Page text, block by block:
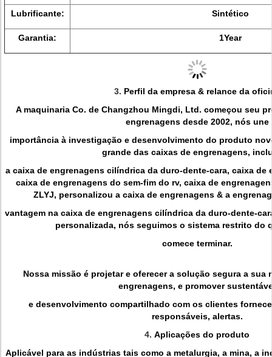
Lubrificante: Sintético
Garantia: 1Year
3. Perfil da empresa & relance da
A maquinaria Co. de Changzhou Mingdi, Ltd. começou seu
engrenagens desde 2002, nós une
importância à investigação e desenvolvimento do produto
grande das caixas de engrenagens,
a caixa de engrenagens cilíndrica da duro-dente-cara, caixa de
caixa de engrenagens do sem-fim do rv, caixa de
ZLYJ, personalizou a caixa de engrenagens & a
vantagem na caixa de engrenagens cilíndrica da duro-dente-
personalizada, nós seguimos o sistema restrito do
comece terminar.
Nossa missão é projetar e oferecer a solução segura a sua
engrenagens, e promover
e desenvolvimento compartilhado com os clientes
responsáveis, alertas.
4. Aplicações do produto
Aplicável para as indústrias tais como a metalurgia, a mina, a